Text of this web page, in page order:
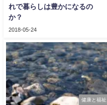
れで暮らしは豊かになるの
か？
2018-05-24
健康と福祉